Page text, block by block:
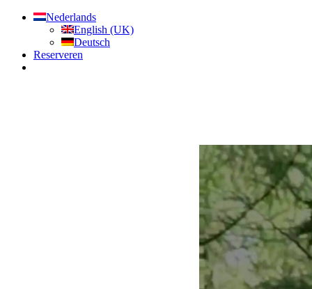
Nederlands
English (UK)
Deutsch
Reserveren